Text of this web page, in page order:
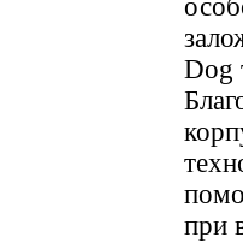
Dog
при